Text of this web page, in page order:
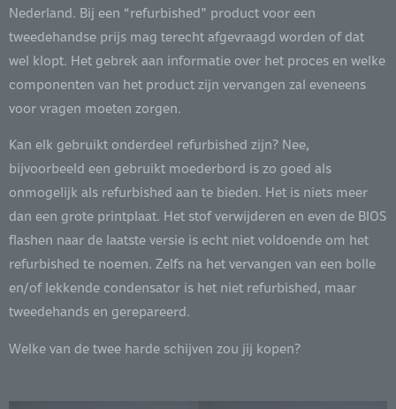
Nederland. Bij een “refurbished” product voor een
tweedehandse prijs mag terecht afgevraagd worden of dat
wel klopt. Het gebrek aan informatie over het proces en welke
componenten van het product zijn vervangen zal eveneens
voor vragen moeten zorgen.
Kan elk gebruikt onderdeel refurbished zijn? Nee,
bijvoorbeeld een gebruikt moederbord is zo goed als
onmogelijk als refurbished aan te bieden. Het is niets meer
dan een grote printplaat. Het stof verwijderen en even de BIOS
flashen naar de laatste versie is echt niet voldoende om het
refurbished te noemen. Zelfs na het vervangen van een bolle
en/of lekkende condensator is het niet refurbished, maar
tweedehands en gerepareerd.
Welke van de twee harde schijven zou jij kopen?